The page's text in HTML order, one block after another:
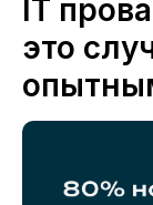
IT
это